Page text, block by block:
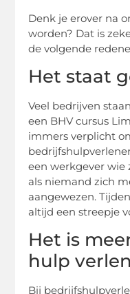
Denk je erover na
worden? Dat is
de volgende
Het staat
Veel bedrijven
een BHV cursus
immers verplicht
een werkgever wie
als niemand zich
aangewezen.
altijd een streepje
Het is
hulp
Bij